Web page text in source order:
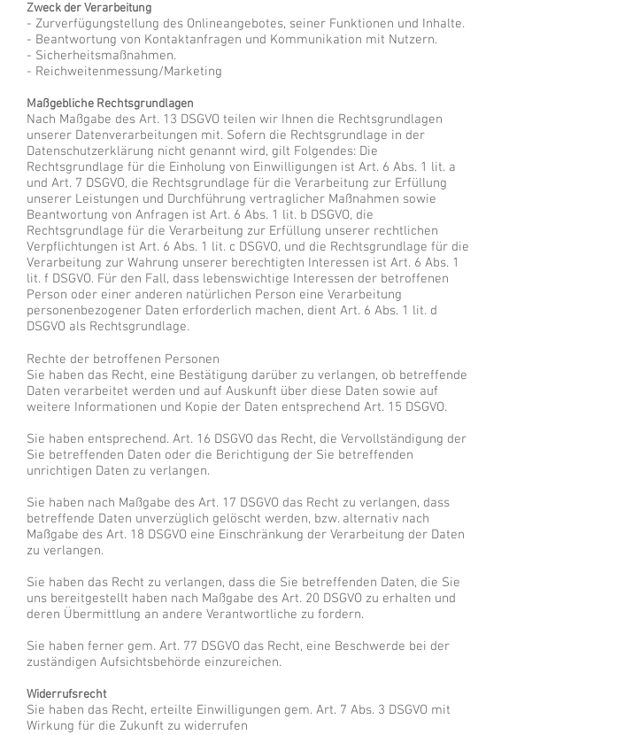
Zweck der Verarbeitung
- Zurverfügungstellung des Onlineangebotes, seiner Funktionen und Inhalte.
- Beantwortung von Kontaktanfragen und Kommunikation mit Nutzern.
- Sicherheitsmaßnahmen.
- Reichweitenmessung/Marketing
Maßgebliche Rechtsgrundlagen
Nach Maßgabe des Art. 13 DSGVO teilen wir Ihnen die Rechtsgrundlagen
unserer Datenverarbeitungen mit. Sofern die Rechtsgrundlage in der
Datenschutzerklärung nicht genannt wird, gilt Folgendes: Die
Rechtsgrundlage für die Einholung von Einwilligungen ist Art. 6 Abs. 1 lit. a
und Art. 7 DSGVO, die Rechtsgrundlage für die Verarbeitung zur Erfüllung
unserer Leistungen und Durchführung vertraglicher Maßnahmen sowie
Beantwortung von Anfragen ist Art. 6 Abs. 1 lit. b DSGVO, die
Rechtsgrundlage für die Verarbeitung zur Erfüllung unserer rechtlichen
Verpflichtungen ist Art. 6 Abs. 1 lit. c DSGVO, und die Rechtsgrundlage für die
Verarbeitung zur Wahrung unserer berechtigten Interessen ist Art. 6 Abs. 1
lit. f DSGVO. Für den Fall, dass lebenswichtige Interessen der betroffenen
Person oder einer anderen natürlichen Person eine Verarbeitung
personenbezogener Daten erforderlich machen, dient Art. 6 Abs. 1 lit. d
DSGVO als Rechtsgrundlage.
Rechte der betroffenen Personen
Sie haben das Recht, eine Bestätigung darüber zu verlangen, ob betreffende
Daten verarbeitet werden und auf Auskunft über diese Daten sowie auf
weitere Informationen und Kopie der Daten entsprechend Art. 15 DSGVO.
Sie haben entsprechend. Art. 16 DSGVO das Recht, die Vervollständigung der
Sie betreffenden Daten oder die Berichtigung der Sie betreffenden
unrichtigen Daten zu verlangen.
Sie haben nach Maßgabe des Art. 17 DSGVO das Recht zu verlangen, dass
betreffende Daten unverzüglich gelöscht werden, bzw. alternativ nach
Maßgabe des Art. 18 DSGVO eine Einschränkung der Verarbeitung der Daten
zu verlangen.
Sie haben das Recht zu verlangen, dass die Sie betreffenden Daten, die Sie
uns bereitgestellt haben nach Maßgabe des Art. 20 DSGVO zu erhalten und
deren Übermittlung an andere Verantwortliche zu fordern.
Sie haben ferner gem. Art. 77 DSGVO das Recht, eine Beschwerde bei der
zuständigen Aufsichtsbehörde einzureichen.
Widerrufsrecht
Sie haben das Recht, erteilte Einwilligungen gem. Art. 7 Abs. 3 DSGVO mit
Wirkung für die Zukunft zu widerrufen